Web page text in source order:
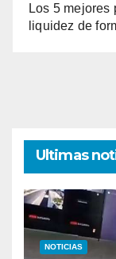
Los 5 mejores
liquidez de
Ultimas
NOTICIAS